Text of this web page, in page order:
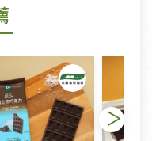
天鑑賞期商品」情
退換貨.
免費鑑賞期(含例假
或被汙損(除商品